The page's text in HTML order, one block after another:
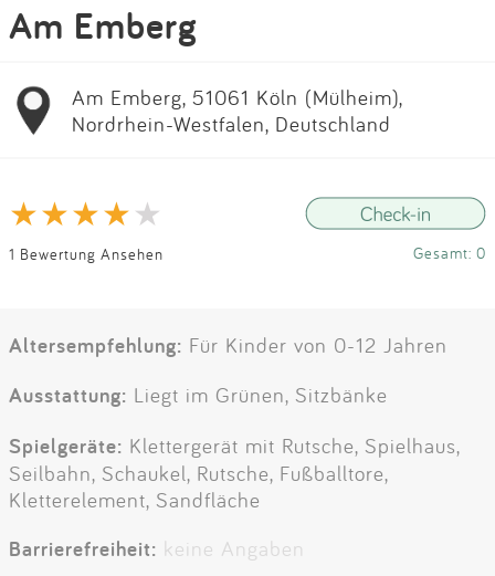
Am Emberg
Am Emberg, 51061 Köln (Mülheim),
Nordrhein-Westfalen, Deutschland
1 Bewertung Ansehen Gesamt: 0
Altersempfehlung: Für Kinder von 0-12 Jahren
Ausstattung: Liegt im Grünen, Sitzbänke
Spielgeräte: Klettergerät mit Rutsche, Spielhaus,
Seilbahn, Schaukel, Rutsche, Fußballtore,
Kletterelement, Sandfläche
Barrierefreiheit: keine Angaben